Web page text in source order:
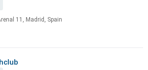
11, Madrid, Spain